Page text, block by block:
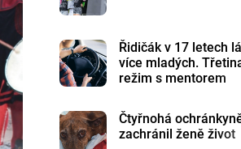
Řidičák v 17 letech
více mladých.
režim s mentorem
Čtyřnohá
zachránil ženě život